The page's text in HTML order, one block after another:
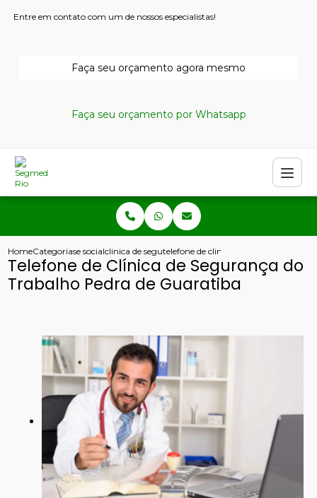
Entre em contato com um de nossos especialistas!
Faça seu orçamento agora mesmo
Faça seu orçamento por Whatsapp
HomeCategoriase socialclinica de seguranca e medicina do trabalho
telefone de clinica de seguranca do
Telefone de Clínica de Segurança do
Trabalho Pedra de Guaratiba